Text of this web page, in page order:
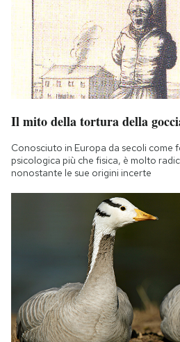
Il mito della tortura della
Conosciuto in Europa da secoli come
psicologica più che fisica, è molto
nonostante le sue origini incerte